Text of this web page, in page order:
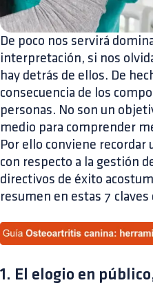
De poco nos servirá
interpretación, si nos
hay detrás de ellos. De
consecuencia de los
personas. No son un
medio para comprender
Por ello conviene recordar
con respecto a la gestión
directivos de éxito
resumen en estas 7
1. El elogio en